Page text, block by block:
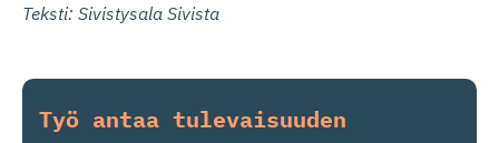
Teksti: Sivistysala Sivista
Työ antaa tulevaisuuden